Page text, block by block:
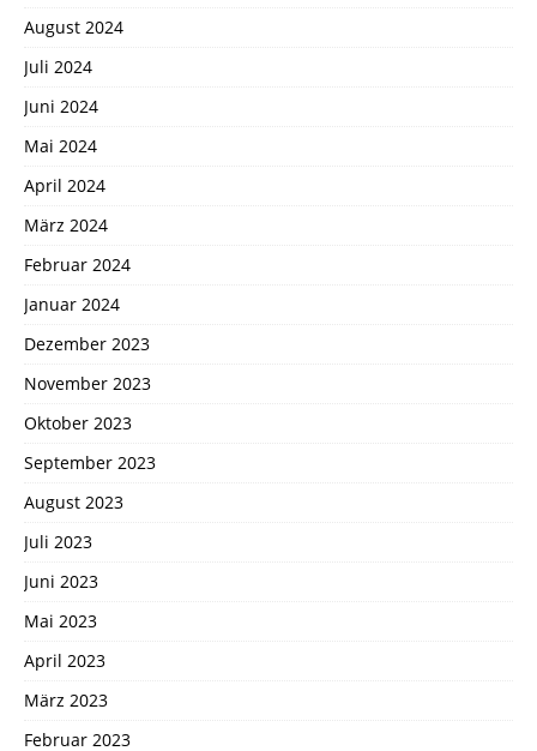
August 2024
Juli 2024
Juni 2024
Mai 2024
April 2024
März 2024
Februar 2024
Januar 2024
Dezember 2023
November 2023
Oktober 2023
September 2023
August 2023
Juli 2023
Juni 2023
Mai 2023
April 2023
März 2023
Februar 2023